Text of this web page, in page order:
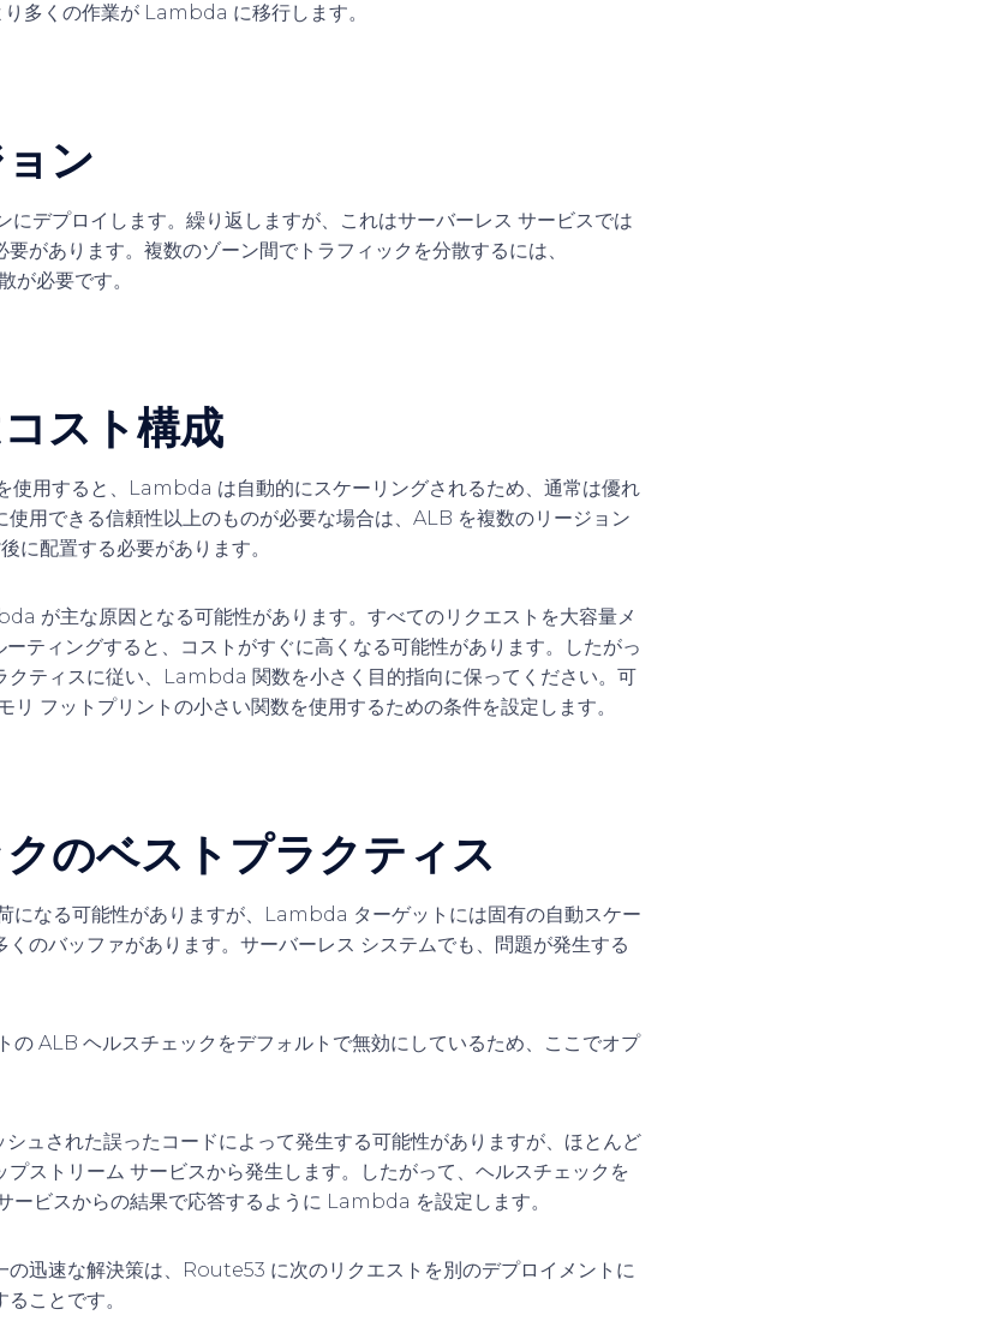
多くの作業が Lambda に移行します。
ン
にデプロイします。繰り返しますが、これはサーバーレス サービスでは
があります。複数のゾーン間でトラフィックを分散するには、
必要です。
スト構成
用すると、Lambda は自動的にスケーリングされるため、通常は優れ
使用できる信頼性以上のものが必要な場合は、ALB を複数のリージョン
に配置する必要があります。
が主な原因となる可能性があります。すべてのリクエストを大容量メ
ティングすると、コストがすぐに高くなる可能性があります。したがっ
クティスに従い、Lambda 関数を小さく目的指向に保ってください。可
フットプリントの小さい関数を使用するための条件を設定します。
のベストプラクティス
になる可能性がありますが、Lambda ターゲットには固有の自動スケー
くのバッファがあります。サーバーレス システムでも、問題が発生する
ALB ヘルスチェックをデフォルトで無効にしているため、ここでオプ
ュされた誤ったコードによって発生する可能性がありますが、ほとんど
ストリーム サービスから発生します。したがって、ヘルスチェックを
ービスからの結果で応答するように Lambda を設定します。
の迅速な解決策は、Route53 に次のリクエストを別のデプロイメントに
ことです。